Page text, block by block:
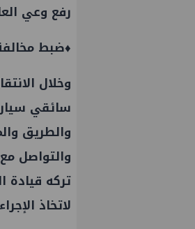
رفع وعي
♦️ضبط
وخلال
سائقي
والطريق
والتواصل
تركه قيادة
لاتخاذ